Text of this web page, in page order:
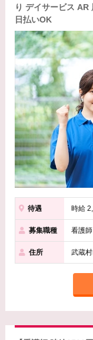
り デイサービス AR
日払いOK
待遇 時給
募集職種 看護
住所 武蔵